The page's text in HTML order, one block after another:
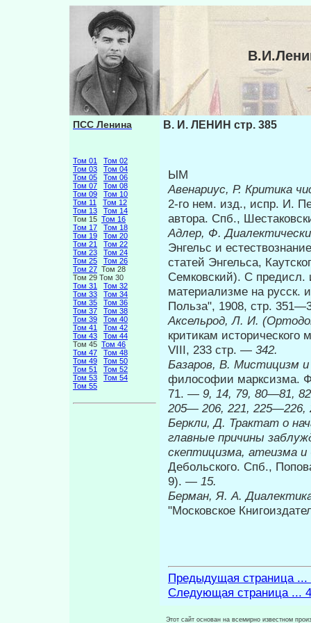
ПСС Ленина
Том 01
Том 02
Том 03
Том 04
Том 05
Том 06
Том 07
Том 08
Том 09
Том 10
Том 11
Том 12
Том 13
Том 14
Том 15 Том 16
Том 17
Том 18
Том 19
Том 20
Том 21
Том 22
Том 23
Том 24
Том 25
Том 26
Том 27 Том 28
Том 29 Том 30
Том 31
Том 32
Том 33
Том 34
Том 35
Том 36
Том 37
Том 38
Том 39
Том 40
Том 41
Том 42
Том 43
Том 44
Том 45 Том 46
Том 47
Том 48
Том 49
Том 50
Том 51
Том 52
Том 53
Том 54
Том 55
В. И. ЛЕНИН стр. 385
ЫМ
Авенариус, Р. Критика
2-го нем. изд., испр. И.
автора. Спб.,
Адлер, Ф.
Энгельс и
статей Энгельса,
Семковский). С предисл.
материализме на русск.
Польза", 1908, стр.
Аксельрод, Л. И.
критикам
VIII, 233 стр. — 342.
Базаров, В. Мистицизм
философии марксизма.
71. — 9, 14, 79, 80—81,
205— 206, 221, 225—226,
Беркли, Д. Трактат о
главные причины
скептицизма, атеизма и
Дебольского. Спб.,
9). — 15.
Берман, Я. А.
"Московское
Предыдущая страница ...
Следующая страница ...
Этот сайт основан на всемирно известном